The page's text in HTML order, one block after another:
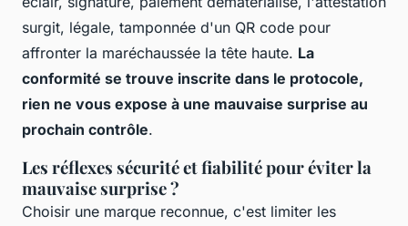
surgit, légale, tamponnée d'un QR code pour
affronter la maréchaussée la tête haute. La
conformité se trouve inscrite dans le protocole,
rien ne vous expose à une mauvaise surprise au
prochain contrôle.
Les réflexes sécurité et fiabilité pour éviter la
mauvaise surprise ?
Choisir une marque reconnue, c'est limiter les